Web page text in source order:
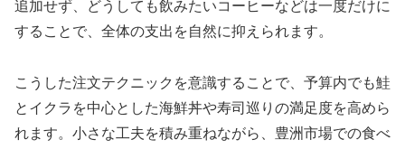
追加せず、どうしても飲みたいコーヒーなどは一度だけに
することで、全体の支出を自然に抑えられます。
こうした注文テクニックを意識することで、予算内でも鮭
とイクラを中心とした海鮮丼や寿司巡りの満足度を高めら
れます。小さな工夫を積み重ねながら、豊洲市場での食べ